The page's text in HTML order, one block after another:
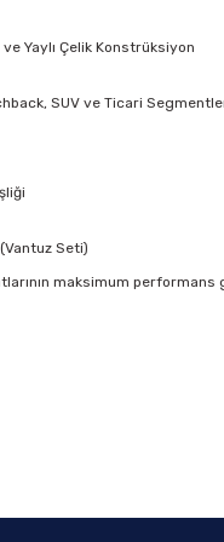
Yaylı Çelik Konstrüksiyon
SUV ve Ticari
Seti)
maksimum performans